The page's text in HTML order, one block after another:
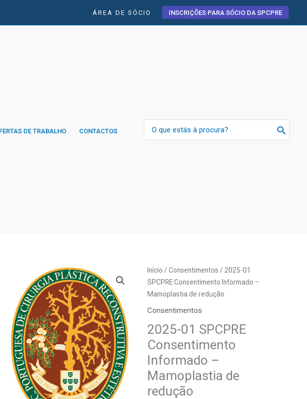
ÁREA DE SÓCIO INSCRIÇÕES PARA SÓCIO DA SPCPRE
DE TRABALHO CONTACTOS
for:
Início /Consentimentos / 2025-01
SPCPRE Consentimento Informado –
Mamoplastia de redução
Consentimentos
2025-01 SPCPRE
Consentimento
Informado –
Mamoplastia de
redução